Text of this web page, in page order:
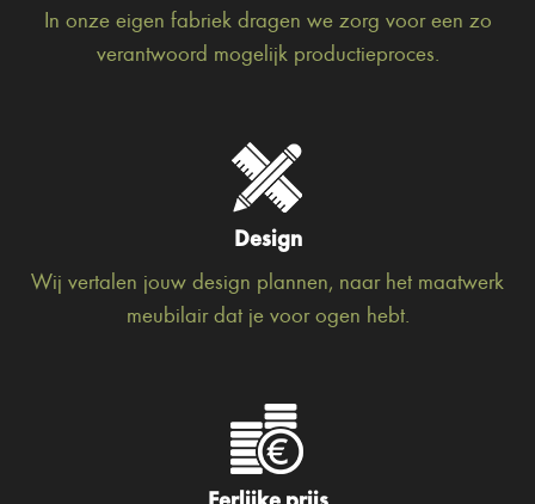
In onze eigen fabriek dragen we zorg voor een zo
verantwoord mogelijk productieproces.
Design
Wij vertalen jouw design plannen, naar het maatwerk
meubilair dat je voor ogen hebt.